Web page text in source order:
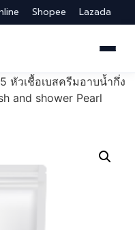
Shopee Lazada
หัวเชื้อเบสครีมอาบน้ำกึ่ง
and shower Pearl